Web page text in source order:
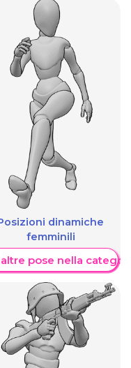
dinamiche
femminili
altre pose nella